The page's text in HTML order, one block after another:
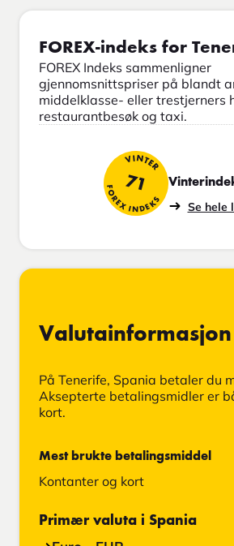
FOREX-indeks for
FOREX Indeks sammenligner
gjennomsnittspriser på blandt
middelklasse- eller trestjerners
restaurantbesøk og taxi.
VINTER
71
FOREX INDEKS Se hele
Valutainformasjon
På Tenerife, Spania betaler du
Aksepterte betalingsmidler er
kort.
Mest brukte betalingsmiddel
Kontanter og kort
Primær valuta i Spania